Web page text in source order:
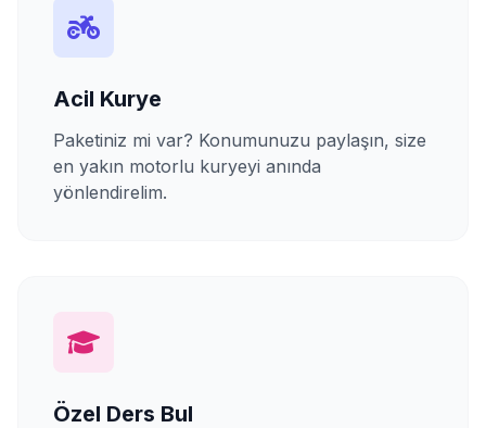
Acil Kurye
Paketiniz mi var? Konumunuzu paylaşın, size
en yakın motorlu kuryeyi anında
yönlendirelim.
Özel Ders Bul